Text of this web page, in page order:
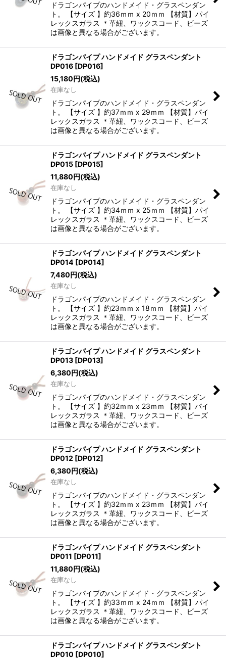
ドラゴンパイプのハンドメイド・グラスペンダン
ト。 【サイズ 】約36ｍｍ x 20ｍｍ 【材質】パイ
レックスガラス ＊革紐、ワックスコード、ビーズ
は画像と異なる場合がございます。
ドラゴンパイプ ハンドメイド グラスペンダント
DP016 [DP016]
15,180円(税込)
在庫なし
ドラゴンパイプのハンドメイド・グラスペンダン
ト。 【サイズ 】約37ｍｍ x 29ｍｍ 【材質】パイ
レックスガラス ＊革紐、ワックスコード、ビーズ
は画像と異なる場合がございます。
ドラゴンパイプ ハンドメイド グラスペンダント
DP015 [DP015]
11,880円(税込)
在庫なし
ドラゴンパイプのハンドメイド・グラスペンダン
ト。 【サイズ 】約34ｍｍ x 25ｍｍ 【材質】パイ
レックスガラス ＊革紐、ワックスコード、ビーズ
は画像と異なる場合がございます。
ドラゴンパイプ ハンドメイド グラスペンダント
DP014 [DP014]
7,480円(税込)
在庫なし
ドラゴンパイプのハンドメイド・グラスペンダン
ト。 【サイズ 】約23ｍｍ x 18ｍｍ 【材質】パイ
レックスガラス ＊革紐、ワックスコード、ビーズ
は画像と異なる場合がございます。
ドラゴンパイプ ハンドメイド グラスペンダント
DP013 [DP013]
6,380円(税込)
在庫なし
ドラゴンパイプのハンドメイド・グラスペンダン
ト。 【サイズ 】約32ｍｍ x 23ｍｍ 【材質】パイ
レックスガラス ＊革紐、ワックスコード、ビーズ
は画像と異なる場合がございます。
ドラゴンパイプ ハンドメイド グラスペンダント
DP012 [DP012]
6,380円(税込)
在庫なし
ドラゴンパイプのハンドメイド・グラスペンダン
ト。 【サイズ 】約32ｍｍ x 23ｍｍ 【材質】パイ
レックスガラス ＊革紐、ワックスコード、ビーズ
は画像と異なる場合がございます。
ドラゴンパイプ ハンドメイド グラスペンダント
DP011 [DP011]
11,880円(税込)
在庫なし
ドラゴンパイプのハンドメイド・グラスペンダン
ト。 【サイズ 】約33ｍｍ x 24ｍｍ 【材質】パイ
レックスガラス ＊革紐、ワックスコード、ビーズ
は画像と異なる場合がございます。
ドラゴンパイプ ハンドメイド グラスペンダント
DP010 [DP010]